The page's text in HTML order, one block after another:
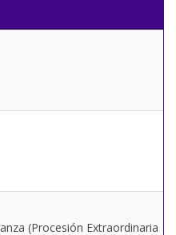
(Procesión Extraordinaria